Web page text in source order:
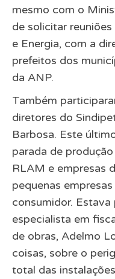
mesmo com o
de solicitar
e Energia, com a
prefeitos dos
da ANP.
Também
diretores do
Barbosa. Este
parada de
RLAM e empresas
pequenas
consumidor.
especialista em
de obras, Adelmo
coisas, sobre o
total das